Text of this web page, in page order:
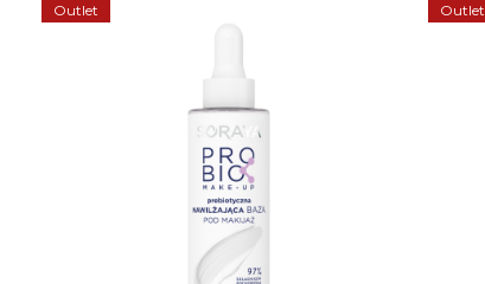
Outlet Outlet